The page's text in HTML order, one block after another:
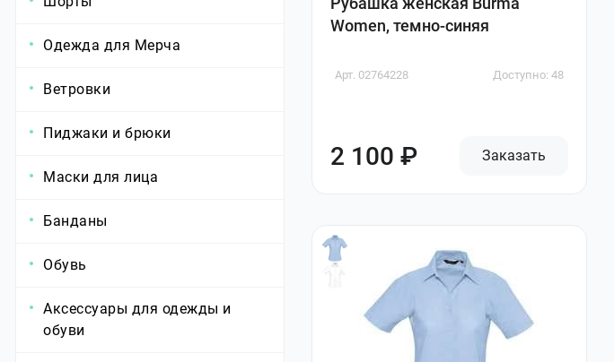
Одежда для Мерча
Ветровки
Пиджаки и брюки
Маски для лица
Банданы
Обувь
Аксессуары для одежды и
обуви
Women, темно-синяя
Арт. 02764228 Доступно: 48
2 100 ₽ Заказать